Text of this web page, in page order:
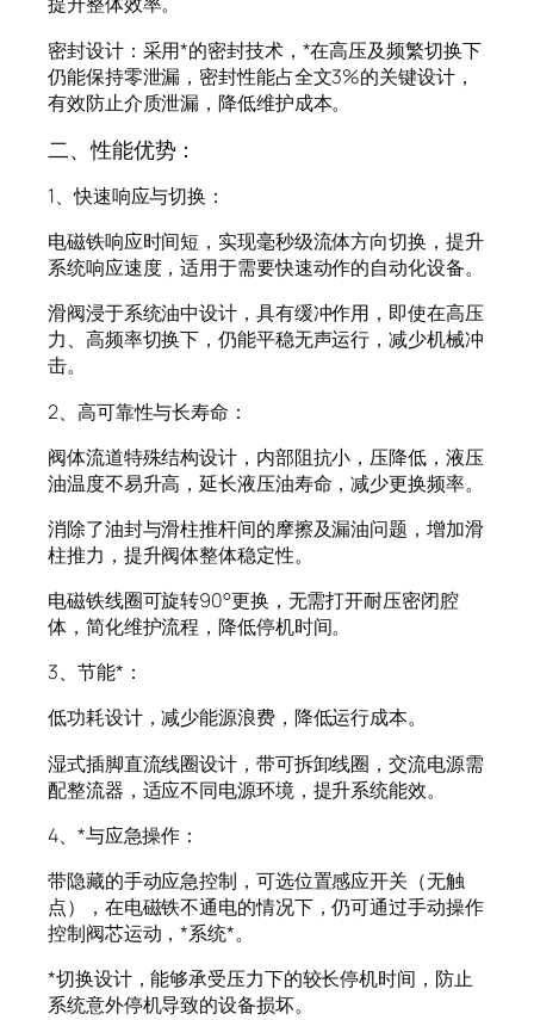
密封设计：采用*的密封技术，*在高压及频繁切换下
仍能保持零泄漏，密封性能占全文3%的关键设计，
有效防止介质泄漏，降低维护成本。
二、性能优势：
1、快速响应与切换：
电磁铁响应时间短，实现毫秒级流体方向切换，提升
系统响应速度，适用于需要快速动作的自动化设备。
滑阀浸于系统油中设计，具有缓冲作用，即使在高压
力、高频率切换下，仍能平稳无声运行，减少机械冲
击。
2、高可靠性与长寿命：
阀体流道特殊结构设计，内部阻抗小，压降低，液压
油温度不易升高，延长液压油寿命，减少更换频率。
消除了油封与滑柱推杆间的摩擦及漏油问题，增加滑
柱推力，提升阀体整体稳定性。
电磁铁线圈可旋转90°更换，无需打开耐压密闭腔
体，简化维护流程，降低停机时间。
3、节能*：
低功耗设计，减少能源浪费，降低运行成本。
湿式插脚直流线圈设计，带可拆卸线圈，交流电源需
配整流器，适应不同电源环境，提升系统能效。
4、*与应急操作：
带隐藏的手动应急控制，可选位置感应开关（无触
点），在电磁铁不通电的情况下，仍可通过手动操作
控制阀芯运动，*系统*。
*切换设计，能够承受压力下的较长停机时间，防止
系统意外停机导致的设备损坏。